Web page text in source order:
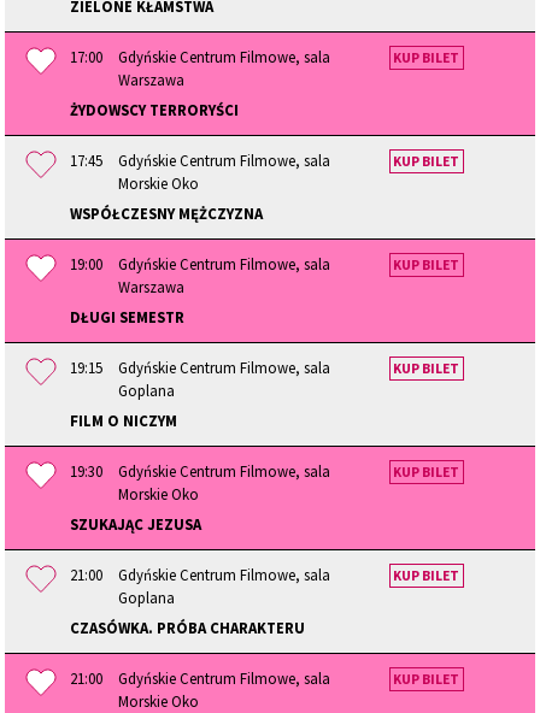
ZIELONE KŁAMSTWA
17:00
Gdyńskie Centrum Filmowe, sala
Warszawa
ŻYDOWSCY TERRORYŚCI
KUP BILET
17:45
Gdyńskie Centrum Filmowe, sala
Morskie Oko
WSPÓŁCZESNY MĘŻCZYZNA
KUP BILET
19:00
Gdyńskie Centrum Filmowe, sala
Warszawa
DŁUGI SEMESTR
KUP BILET
19:15
Gdyńskie Centrum Filmowe, sala
Goplana
FILM O NICZYM
KUP BILET
19:30
Gdyńskie Centrum Filmowe, sala
Morskie Oko
SZUKAJĄC JEZUSA
KUP BILET
21:00
Gdyńskie Centrum Filmowe, sala
Goplana
CZASÓWKA. PRÓBA CHARAKTERU
KUP BILET
21:00
Gdyńskie Centrum Filmowe, sala
Morskie Oko
KUP BILET